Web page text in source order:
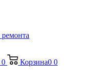
0 Корзина0 0